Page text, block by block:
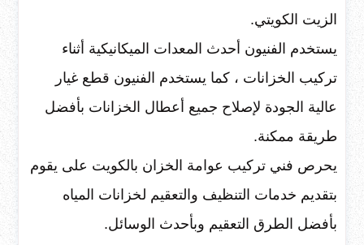
الزيت الكويتي.
يستخدم الفنيون أحدث المعدات الميكانيكية أثناء
تركيب الخزانات ، كما يستخدم الفنيون قطع غيار
عالية الجودة لإصلاح جميع أعطال الخزانات بأفضل
طريقة ممكنة.
يحرص فني تركيب عوامة الخزان بالكويت على يقوم
بتقديم خدمات التنظيف والتعقيم لخزانات المياه
بأفضل الطرق التعقيم وبأحدث الوسائل.